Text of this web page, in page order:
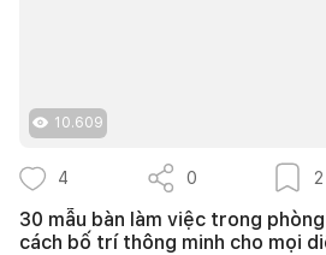
10.609
4 0 2
30 mẫu bàn làm việc trong
cách bố trí thông minh cho mọi